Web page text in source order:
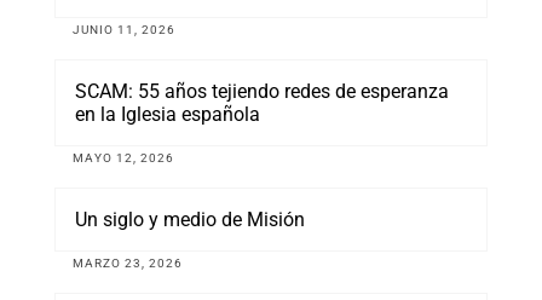
JUNIO 11, 2026
SCAM: 55 años tejiendo redes de esperanza
en la Iglesia española
MAYO 12, 2026
Un siglo y medio de Misión
MARZO 23, 2026